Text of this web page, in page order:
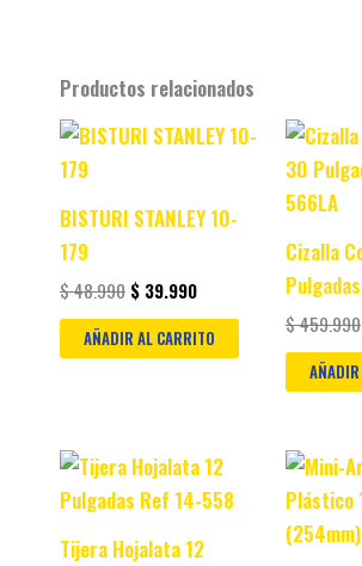
Productos relacionados
BISTURI STANLEY 10-
179
$48.990
Original
price
$ 39.990
Current
price
AÑADIR AL CARRITO
Cizalla
$459.990
Tijera Hojalata 12
Original
price
was:
Current
price
is:
$ 114.990.